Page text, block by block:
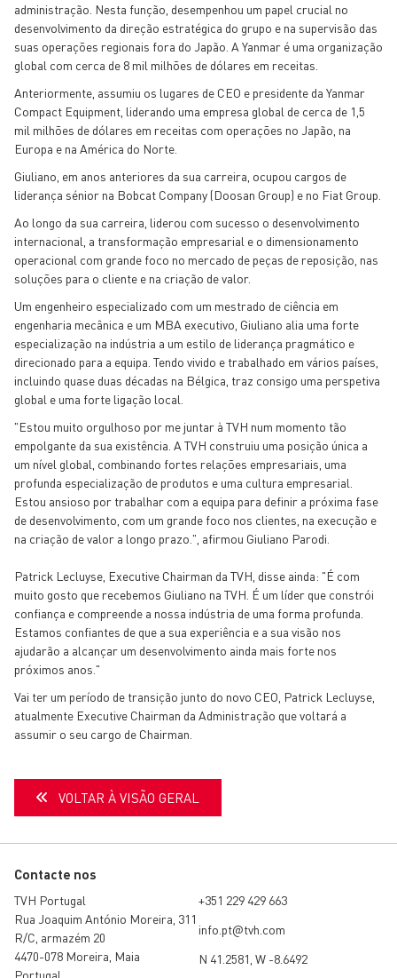
administração. Nesta função, desempenhou um papel crucial no
desenvolvimento da direção estratégica do grupo e na supervisão das
suas operações regionais fora do Japão. A Yanmar é uma organização
global com cerca de 8 mil milhões de dólares em receitas.
Anteriormente, assumiu os lugares de CEO e presidente da Yanmar
Compact Equipment, liderando uma empresa global de cerca de 1,5
mil milhões de dólares em receitas com operações no Japão, na
Europa e na América do Norte.
Giuliano, em anos anteriores da sua carreira, ocupou cargos de
liderança sénior na Bobcat Company (Doosan Group) e no Fiat Group.
Ao longo da sua carreira, liderou com sucesso o desenvolvimento
internacional, a transformação empresarial e o dimensionamento
operacional com grande foco no mercado de peças de reposição, nas
soluções para o cliente e na criação de valor.
Um engenheiro especializado com um mestrado de ciência em
engenharia mecânica e um MBA executivo, Giuliano alia uma forte
especialização na indústria a um estilo de liderança pragmático e
direcionado para a equipa. Tendo vivido e trabalhado em vários países,
incluindo quase duas décadas na Bélgica, traz consigo uma perspetiva
global e uma forte ligação local.
"Estou muito orgulhoso por me juntar à TVH num momento tão
empolgante da sua existência. A TVH construiu uma posição única a
um nível global, combinando fortes relações empresariais, uma
profunda especialização de produtos e uma cultura empresarial.
Estou ansioso por trabalhar com a equipa para definir a próxima fase
de desenvolvimento, com um grande foco nos clientes, na execução e
na criação de valor a longo prazo.", afirmou Giuliano Parodi.
Patrick Lecluyse, Executive Chairman da TVH, disse ainda: "É com
muito gosto que recebemos Giuliano na TVH. É um líder que constrói
confiança e compreende a nossa indústria de uma forma profunda.
Estamos confiantes de que a sua experiência e a sua visão nos
ajudarão a alcançar um desenvolvimento ainda mais forte nos
próximos anos."
Vai ter um período de transição junto do novo CEO, Patrick Lecluyse,
atualmente Executive Chairman da Administração que voltará a
assumir o seu cargo de Chairman.
VOLTAR À VISÃO GERAL
Contacte nos
TVH Portugal
Rua Joaquim António Moreira, 311
R/C, armazém 20
4470-078 Moreira, Maia
Portugal
+351 229 429 663
info.pt@tvh.com
N 41.2581, W -8.6492